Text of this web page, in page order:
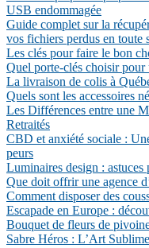
USB endommagée
Guide complet sur la
vos fichiers perdus en toute
Les clés pour faire le bon
Quel porte-clés choisir pour
La livraison de colis à
Quels sont les accessoires
Les Différences entre une
Retraités
CBD et anxiété sociale :
peurs
Luminaires design : astuces
Que doit offrir une agence
Comment disposer des
Escapade en Europe :
Bouquet de fleurs de
Sabre Héros : L’Art